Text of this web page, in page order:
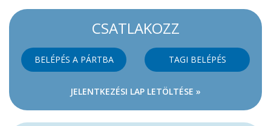
CSATLAKOZZ
BELÉPÉS A PÁRTBA TAGI BELÉPÉS
JELENTKEZÉSI LAP LETÖLTÉSE »